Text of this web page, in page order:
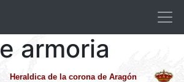
armoria
Heraldica de la corona de Aragón